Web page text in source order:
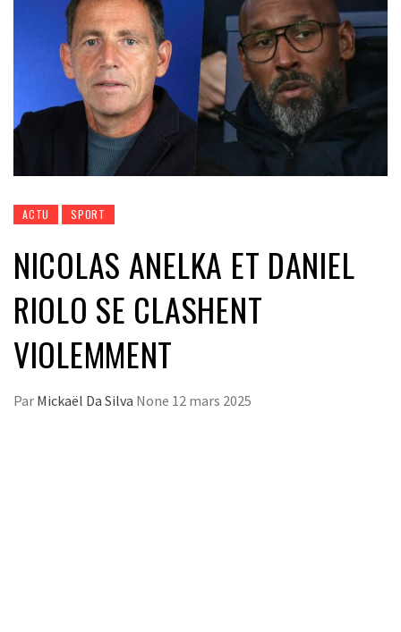
ACTU SPORT
NICOLAS ANELKA ET DANIEL
RIOLO SE CLASHENT
VIOLEMMENT
Par Mickaël Da Silva None 12 mars 2025